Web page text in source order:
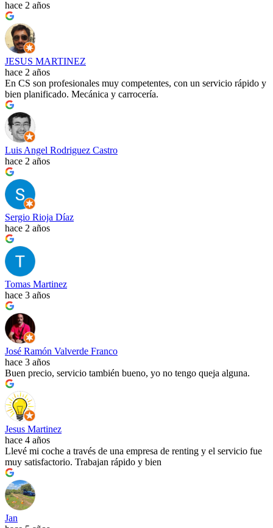
hace 2 años
JESUS MARTINEZ
hace 2 años
En CS son profesionales muy competentes, con un servicio rápido y
bien planificado. Mecánica y carrocería.
Luis Angel Rodriguez Castro
hace 2 años
Sergio Rioja Díaz
hace 2 años
Tomas Martinez
hace 3 años
José Ramón Valverde Franco
hace 3 años
Buen precio, servicio también bueno, yo no tengo queja alguna.
Jesus Martinez
hace 4 años
Llevé mi coche a través de una empresa de renting y el servicio fue
muy satisfactorio. Trabajan rápido y bien
Jan